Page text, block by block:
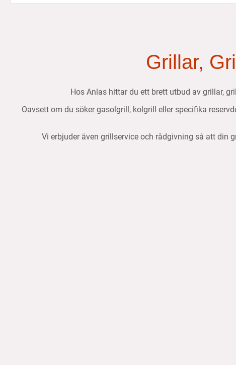
Grillar,
Hos Anlas hittar du ett brett utbud av grillar,
Oavsett om du söker gasolgrill, kolgrill eller specifika
Vi erbjuder även grillservice och rådgivning så att din